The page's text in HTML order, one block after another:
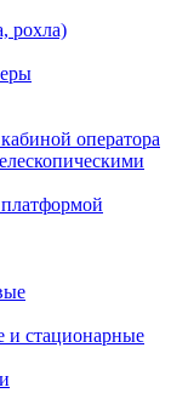
рохла)
оператора
стационарные